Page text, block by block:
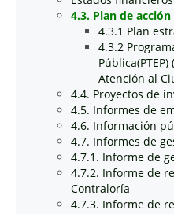
4.3. Plan de acción
4.3.1 Plan
4.3.2
Atención al
4.4. Proyectos de
4.5. Informes de
4.6. Información
4.7. Informes de
4.7.1. Informe de
4.7.2. Informe de
Contraloría
4.7.3. Informe de